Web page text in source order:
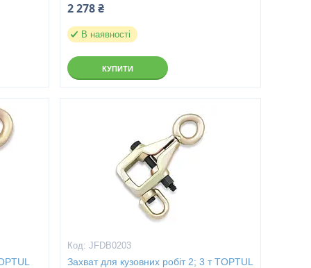
2 278 ₴
В наявності
КУПИТИ
JFDB0203
Захват для кузовних робіт 2; 3 т TOPTUL